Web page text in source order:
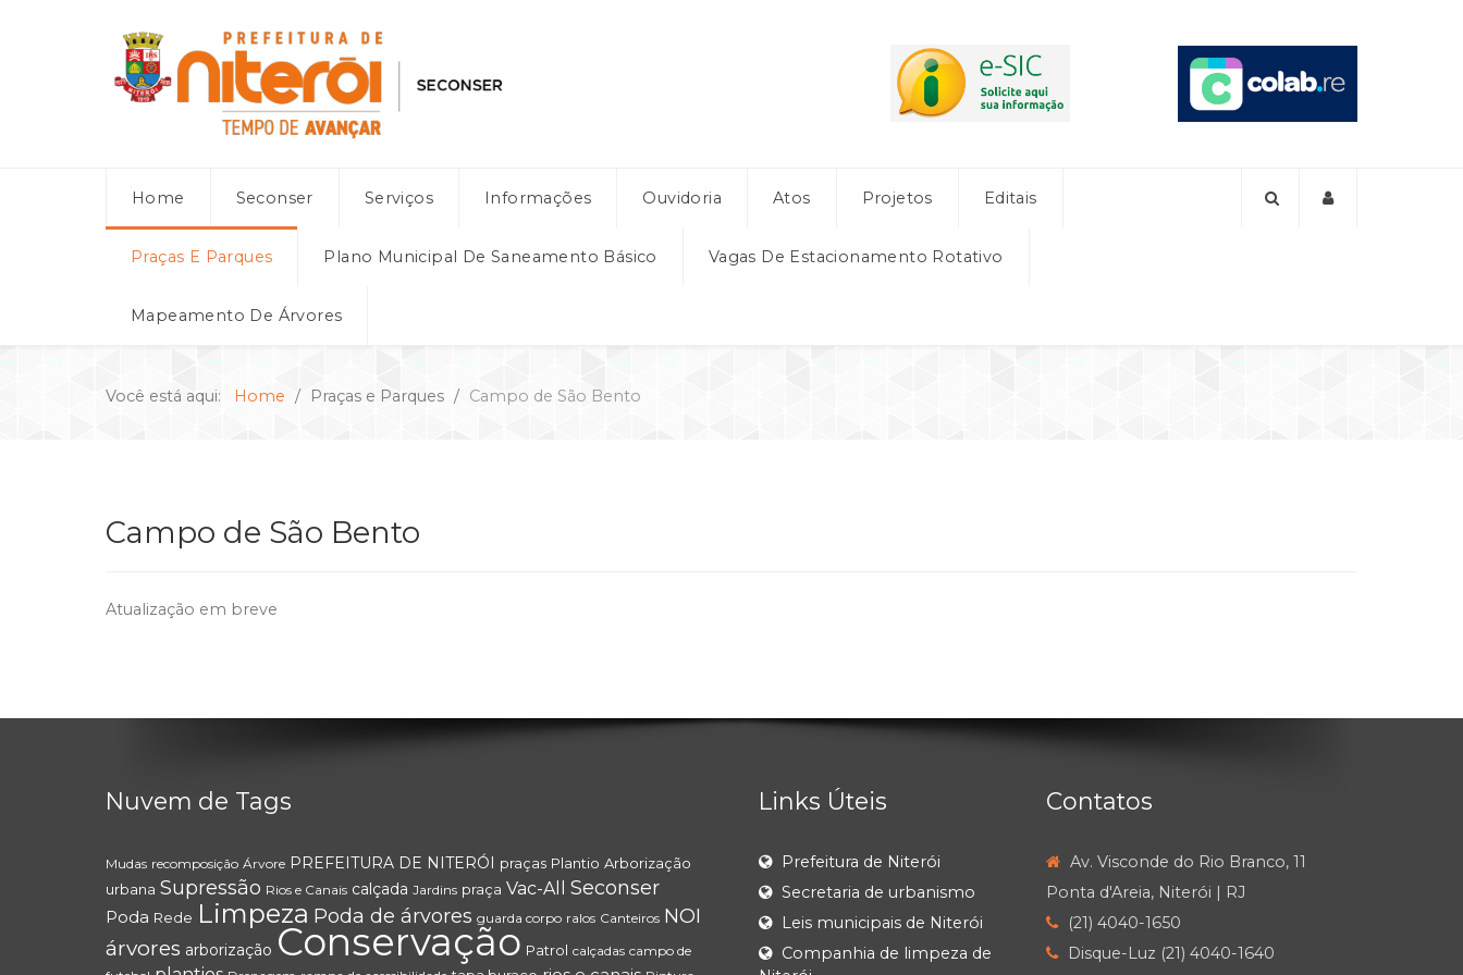
Home Seconser Serviços Informações Ouvidoria Atos Projetos Editais
Praças E Parques Plano Municipal De Saneamento Básico Vagas De Estacionamento Rotativo
Mapeamento De Árvores
Você está aqui: Home Praças e Parques Campo de São Bento
Campo de São Bento
Atualização em breve
Nuvem de Tags
Mudas recomposição Árvore PREFEITURA DE NITERÓI praças Plantio Arborização
urbana Supressão Rios e Canais calçada Jardins praça Vac-All Seconser
Poda Rede Limpeza Poda de árvores guarda corpo ralos Canteiros NOI
árvores arborização Conservação Patrol calçadas campo de
Links Úteis
Prefeitura de Niterói
Secretaria de urbanismo
Leis municipais de Niterói
Companhia de limpeza de
Contatos
Av. Visconde do Rio Branco, 11
Ponta d'Areia, Niterói | RJ
(21) 4040-1650
Disque-Luz (21) 4040-1640